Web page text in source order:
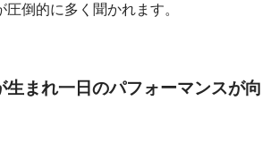
圧倒的に多く聞かれます。
生まれ一日のパフォーマンスが向